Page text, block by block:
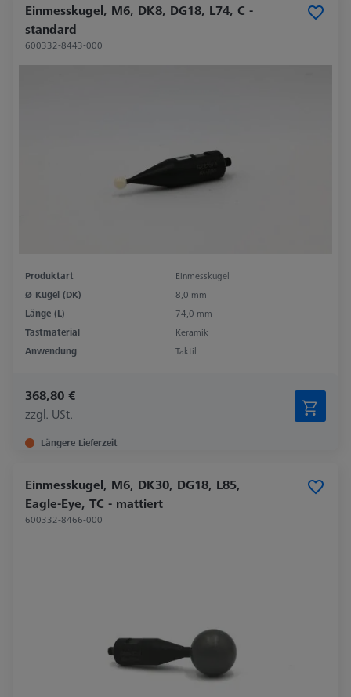
Einmesskugel, M6, DK8, DG18, L74, C -
standard
600332-8443-000
Produktart
Einmesskugel
Ø Kugel (DK)
8,0 mm
Länge (L)
74,0 mm
Tastmaterial
Keramik
Anwendung
Taktil
368,80 €
zzgl. USt.
Längere Lieferzeit
Einmesskugel, M6, DK30, DG18, L85,
Eagle-Eye, TC - mattiert
600332-8466-000